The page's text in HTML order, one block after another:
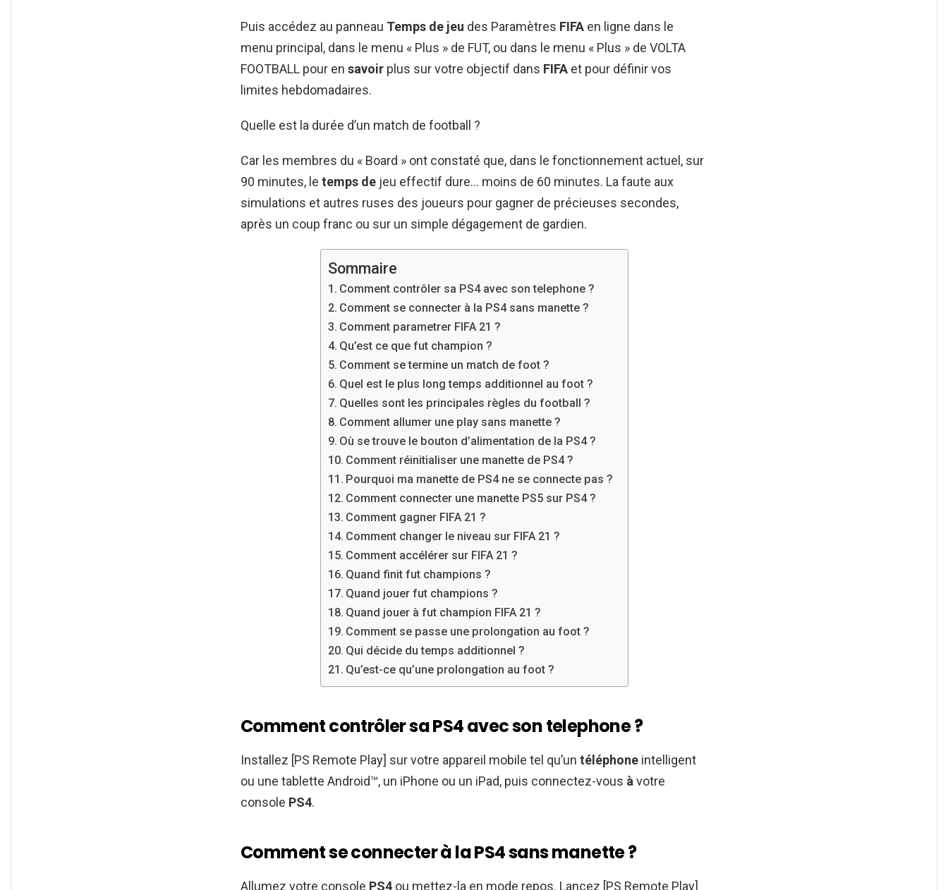
Puis accédez au panneau Temps de jeu des Paramètres FIFA en ligne dans le
menu principal, dans le menu « Plus » de FUT, ou dans le menu « Plus » de VOLTA
FOOTBALL pour en savoir plus sur votre objectif dans FIFA et pour définir vos
limites hebdomadaires.
Quelle est la durée d’un match de football ?
Car les membres du « Board » ont constaté que, dans le fonctionnement actuel, sur
90 minutes, le temps de jeu effectif dure… moins de 60 minutes. La faute aux
simulations et autres ruses des joueurs pour gagner de précieuses secondes,
après un coup franc ou sur un simple dégagement de gardien.
Sommaire
Comment contrôler sa PS4 avec son telephone ?
Comment se connecter à la PS4 sans manette ?
Comment parametrer FIFA 21 ?
Qu’est ce que fut champion ?
Comment se termine un match de foot ?
Quel est le plus long temps additionnel au foot ?
Quelles sont les principales règles du football ?
Comment allumer une play sans manette ?
Où se trouve le bouton d’alimentation de la PS4 ?
Comment réinitialiser une manette de PS4 ?
Pourquoi ma manette de PS4 ne se connecte pas ?
Comment connecter une manette PS5 sur PS4 ?
Comment gagner FIFA 21 ?
Comment changer le niveau sur FIFA 21 ?
Comment accélérer sur FIFA 21 ?
Quand finit fut champions ?
Quand jouer fut champions ?
Quand jouer à fut champion FIFA 21 ?
Comment se passe une prolongation au foot ?
Qui décide du temps additionnel ?
Qu’est-ce qu’une prolongation au foot ?
Comment contrôler sa PS4 avec son telephone ?
Installez [PS Remote Play] sur votre appareil mobile tel qu’un téléphone intelligent
ou une tablette Android™, un iPhone ou un iPad, puis connectez-vous à votre
console PS4.
Comment se connecter à la PS4 sans manette ?
Allumez votre console PS4 ou mettez-la en mode repos. Lancez [PS Remote Play]